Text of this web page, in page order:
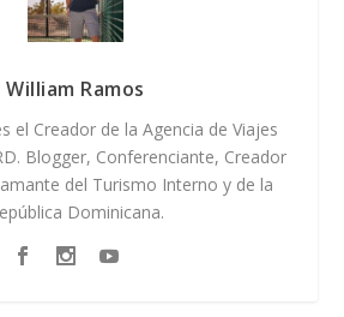
William Ramos
el Creador de la Agencia de Viajes
Blogger, Conferenciante, Creador
del Turismo Interno y de la
Dominicana.